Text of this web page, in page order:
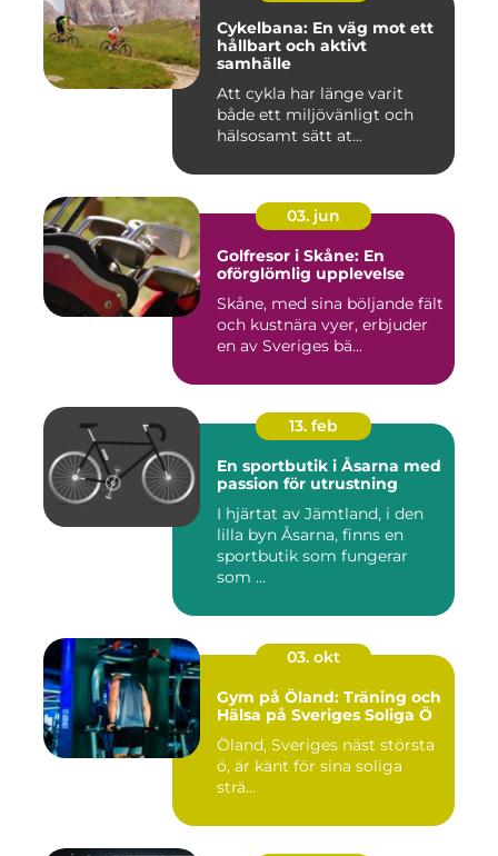
Cykelbana: En väg mot ett
hållbart och aktivt
samhälle
Att cykla har länge varit
både ett miljövänligt och
hälsosamt sätt at...
03. jun
Golfresor i Skåne: En
oförglömlig upplevelse
Skåne, med sina böljande fält
och kustnära vyer, erbjuder
en av Sveriges bä...
13. feb
En sportbutik i Åsarna med
passion för utrustning
I hjärtat av Jämtland, i den
lilla byn Åsarna, finns en
sportbutik som fungerar
som ...
03. okt
Gym på Öland: Träning och
Hälsa på Sveriges Soliga Ö
Öland, Sveriges näst största
ö, är känt för sina soliga
strä...